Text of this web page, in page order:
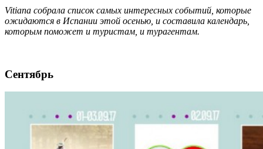
Vitiana собрала список самых интересных событий, которые
ожидаются в Испании этой осенью, и составила календарь,
которым поможет и туристам, и турагентам.
Сентябрь